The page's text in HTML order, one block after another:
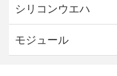
シリコンウエハ
モジュール